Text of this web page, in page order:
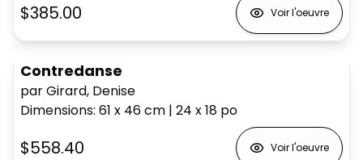
$385.00 Voir l'oeuvre
Contredanse
par Girard, Denise
Dimensions: 61 x 46cm | 24 x 18 po
$558.40 Voir l'oeuvre